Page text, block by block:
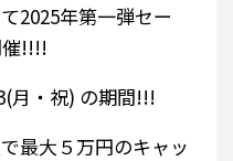
2025年第一弾セー
!!!!
月・祝) の期間!!!
最大５万円のキャッ